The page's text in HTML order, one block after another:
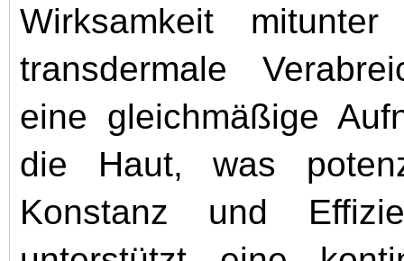
Wirksamkeit
transdermale
eine gleichmäßige
die Haut, was
Konstanz und